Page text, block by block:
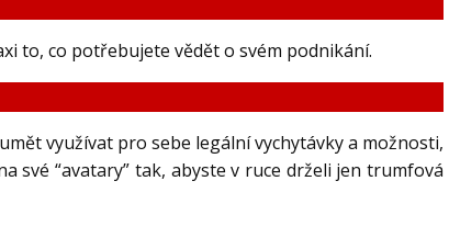
to, co potřebujete vědět o svém podnikání.
využívat pro sebe legální vychytávky a možnosti,
své “avatary” tak, abyste v ruce drželi jen trumfová